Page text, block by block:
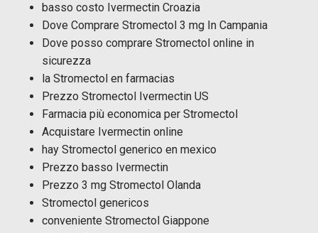
basso costo Ivermectin Croazia
Dove Comprare Stromectol 3 mg In Campania
Dove posso comprare Stromectol online in
sicurezza
la Stromectol en farmacias
Prezzo Stromectol Ivermectin US
Farmacia più economica per Stromectol
Acquistare Ivermectin online
hay Stromectol generico en mexico
Prezzo basso Ivermectin
Prezzo 3 mg Stromectol Olanda
Stromectol genericos
conveniente Stromectol Giappone